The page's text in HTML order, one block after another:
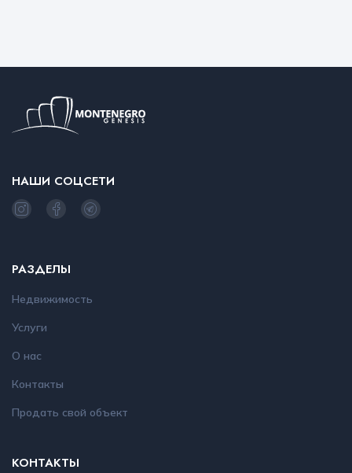
НАШИ СОЦСЕТИ
РАЗДЕЛЫ
Недвижимость
Услуги
О нас
Контакты
Продать свой объект
КОНТАКТЫ